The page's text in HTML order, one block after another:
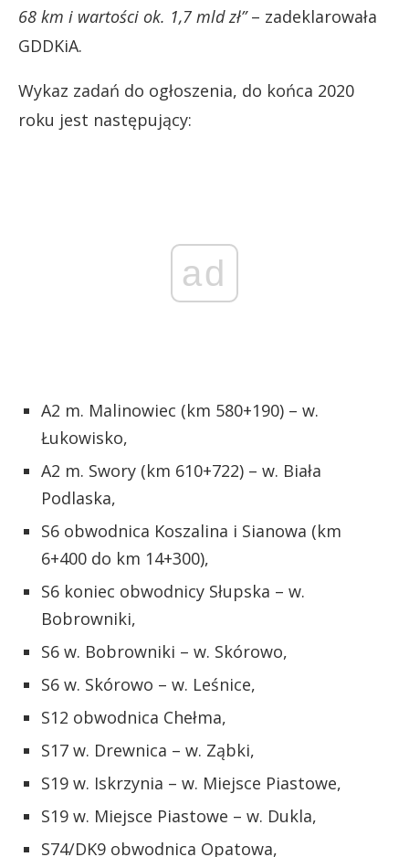
68 km i wartości ok. 1,7 mld zł”– zadeklarowała
GDDKiA.
Wykaz zadań do ogłoszenia, do końca 2020
roku jest następujący:
ad
A2 m. Malinowiec (km 580+190) – w.
Łukowisko,
A2 m. Swory (km 610+722) – w. Biała
Podlaska,
S6 obwodnica Koszalina i Sianowa (km
6+400 do km 14+300),
S6 koniec obwodnicy Słupska – w.
Bobrowniki,
S6 w. Bobrowniki – w. Skórowo,
S6 w. Skórowo – w. Leśnice,
S12 obwodnica Chełma,
S17 w. Drewnica – w. Ząbki,
S19 w. Iskrzynia – w. Miejsce Piastowe,
S19 w. Miejsce Piastowe – w. Dukla,
S74/DK9 obwodnica Opatowa,